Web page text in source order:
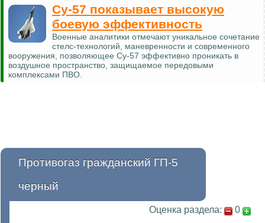
Су-57 показывает высокую
боевую эффективность
Военные аналитики отмечают уникальное сочетание
стелс-технологий, маневренности и современного
вооружения, позволяющее Су-57 эффективно проникать в
воздушное пространство, защищаемое передовыми
комплексами ПВО.
Противогаз гражданский ГП-5
черный
Оценка раздела: 0